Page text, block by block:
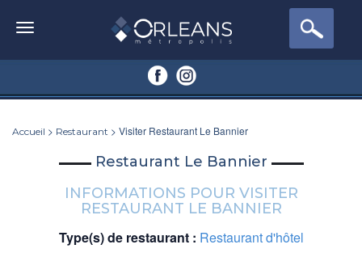
Accueil > Restaurant > Visiter Restaurant Le Bannier
Restaurant Le Bannier
INFORMATIONS POUR VISITER
RESTAURANT LE BANNIER
Type(s) de restaurant : Restaurant d'hôtel